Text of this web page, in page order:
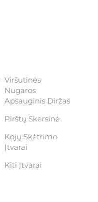
Viršutinės
Nugaros
Apsauginis Diržas
Pirštų Skersinė
Kojų Skėtrimo
Įtvarai
Kiti Įtvarai